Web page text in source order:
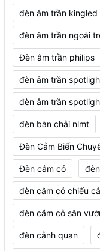
đèn âm trần kingled
đèn âm trần ngoài
Đèn âm trần philips
đèn âm trần
đèn âm trần
đèn bàn chải nlmt
Đèn Cảm Biến
Đèn cắm cỏ
đèn cắm cỏ chiếu
đèn cắm cỏ sân
đèn cảnh quan